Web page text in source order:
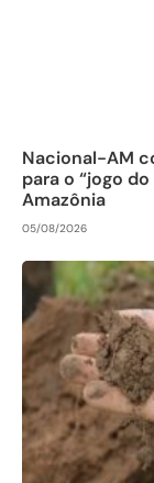
Nacional-AM
para o “jogo
Amazônia
05/08/2026